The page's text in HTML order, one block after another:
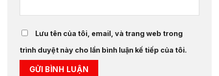
Lưu tên của tôi, email, và trang web trong
trình duyệt này cho lần bình luận kế tiếp của tôi.